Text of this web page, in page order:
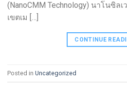
(NanoCMM Technology) นาโนซิล
เขตเม […]
CONTINUE
Posted in Uncategorized